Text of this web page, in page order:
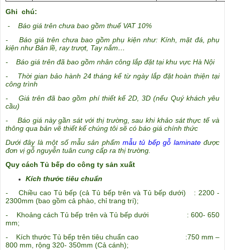
Ghi chú:
- Báo giá trên chưa bao gồm thuế VAT 10%
- Báo giá trên chưa bao gồm phụ kiện như: Kính, mặt đá, phụ
kiện như Bản lề, ray trượt, Tay nắm…
- Báo giá trên đã bao gồm nhân công lắp đặt tại khu vực Hà Nội
- Thời gian bảo hành 24 tháng kể từ ngày lắp đặt hoàn thiện tại
công trình
- Giá trên đã bao gồm phí thiết kế 2D, 3D (nếu Quý khách yêu
cầu)
- Báo giá này gần sát với thị trường, sau khi khảo sát thực tế và
thông qua bản vẽ thiết kế chúng tôi sẽ có báo giá chính thức
Dưới đây là một số mẫu sản phẩmmẫu tủ bếp gỗ laminateđược
đơn vị gỗ nguyễn tuân cung cấp ra thị trường.
Quy cách Tủ bếp do công ty sản xuất
Kích thước tiêu chuẩn
- Chiều cao Tủ bếp (cả Tủ bếp trên và Tủ bếp dưới) : 2200 -
2300mm (bao gồm cả phào, chỉ trang trí);
- Khoảng cách Tủ bếp trên và Tủ bếp dưới : 600- 650
mm;
- Kích thước Tủ bếp trên tiêu chuẩn cao :750 mm –
800 mm, rộng 320- 350mm (Cả cánh);